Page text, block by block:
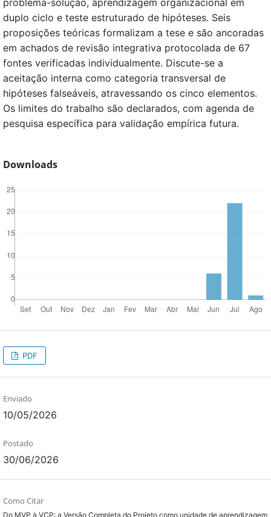
duplo ciclo e teste estruturado de hipóteses. Seis
proposições teóricas formalizam a tese e são ancoradas
em achados de revisão integrativa protocolada de 67
fontes verificadas individualmente. Discute-se a
aceitação interna como categoria transversal de
hipóteses falseáveis, atravessando os cinco elementos.
Os limites do trabalho são declarados, com agenda de
pesquisa específica para validação empírica futura.
Downloads
PDF
Enviado
10/05/2026
Postado
30/06/2026
Como Citar
Do MVP à VCP: a Versão Completa do Projeto como unidade de aprendizagem